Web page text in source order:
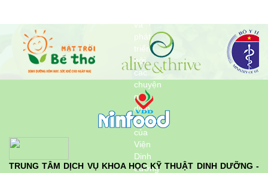
TRUNG TÂM DỊCH VỤ KHOA HỌC KỸ THUẬT DINH DƯỠNG -